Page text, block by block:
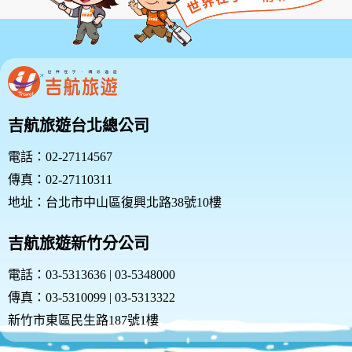
吉航旅遊台北總公司
電話：02-27114567
傳真：02-27110311
地址：台北市中山區復興北路38號10樓
吉航旅遊新竹分公司
電話：03-5313636 | 03-5348000
傳真：03-5310099 | 03-5313322
新竹市東區民生路187號1樓